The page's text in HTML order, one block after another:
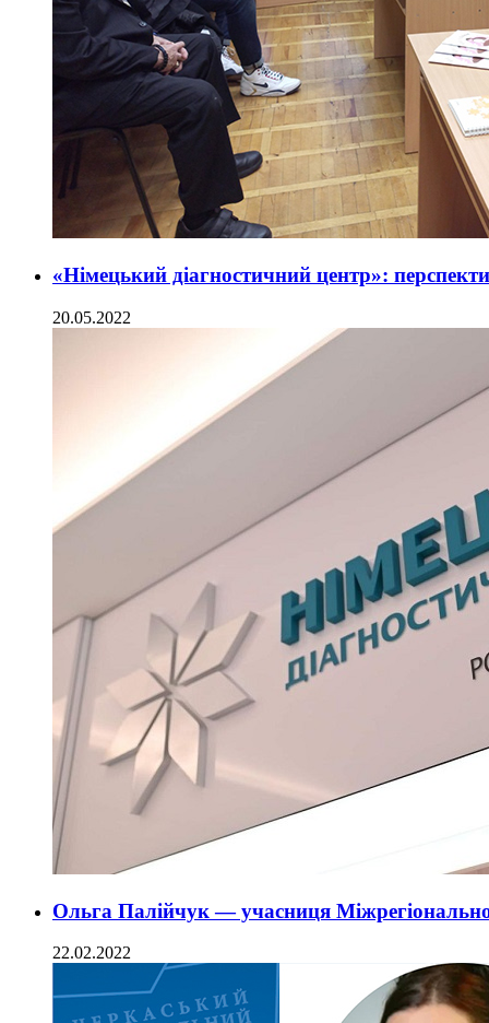
«Німецький діагностичний центр»:
20.05.2022
Ольга Палійчук — учасниця
22.02.2022